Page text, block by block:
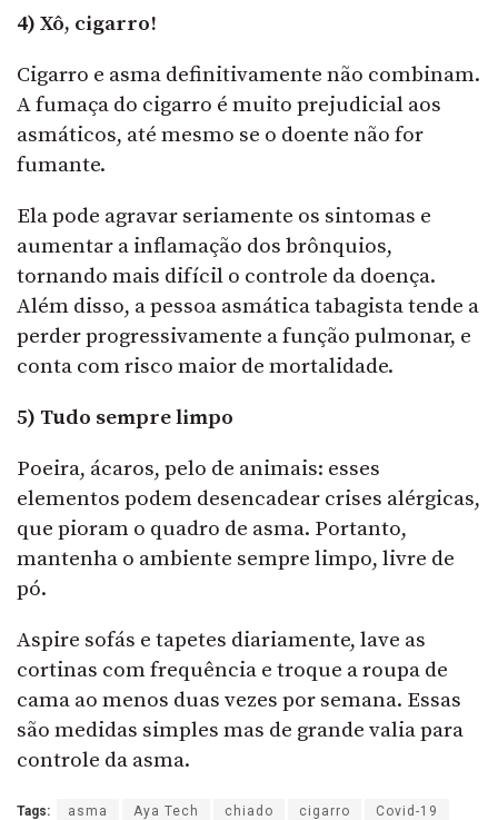
4) Xô, cigarro!
Cigarro e asma definitivamente não combinam.
A fumaça do cigarro é muito prejudicial aos
asmáticos, até mesmo se o doente não for
fumante.
Ela pode agravar seriamente os sintomas e
aumentar a inflamação dos brônquios,
tornando mais difícil o controle da doença.
Além disso, a pessoa asmática tabagista tende a
perder progressivamente a função pulmonar, e
conta com risco maior de mortalidade.
5) Tudo sempre limpo
Poeira, ácaros, pelo de animais: esses
elementos podem desencadear crises alérgicas,
que pioram o quadro de asma. Portanto,
mantenha o ambiente sempre limpo, livre de
pó.
Aspire sofás e tapetes diariamente, lave as
cortinas com frequência e troque a roupa de
cama ao menos duas vezes por semana. Essas
são medidas simples mas de grande valia para
controle da asma.
Tags: asma Aya Tech chiado cigarro Covid-19